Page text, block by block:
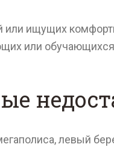
ищущих
или обучающихся
левый